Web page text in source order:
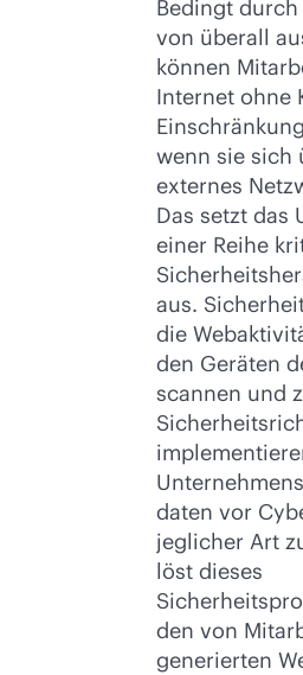
Bedingt
von überall
können
Internet ohne
wenn sie sich
externes
Das setzt das
einer Reihe
aus.
die
den Geräten
scannen und
daten vor
jeglicher Art
löst dieses
den von
generierten